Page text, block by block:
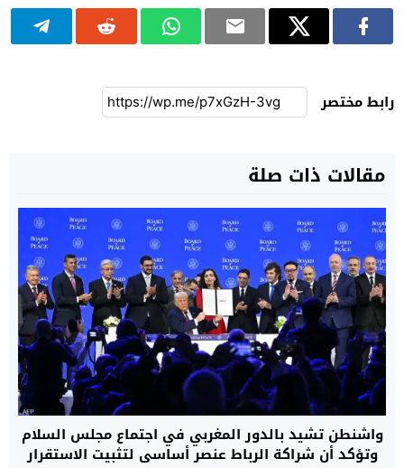
رابط مختصر
مقالات ذات صلة
واشنطن تشيد بالدور المغربي في اجتماع مجلس السلام
وتؤكد أن شراكة الرباط عنصر أساسي لتثبيت الاستقرار